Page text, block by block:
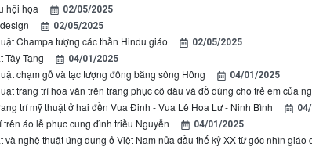
hội họa 02/05/2025
02/05/2025
Champa tượng các thần Hindu giáo 02/05/2025
Tây Tạng 04/01/2025
chạm gỗ và tạc tượng đồng bằng sông Hồng 04/01/2025
trang trí hoa văn trên trang phục cô dâu và đồ dùng cho trẻ em của
trí mỹ thuật ở hai đền Vua Đinh - Vua Lê Hoa Lư - Ninh Bình
trên áo lễ phục cung đình triều Nguyễn 04/01/2025
và nghệ thuật ứng dụng ở Việt Nam nửa đầu thế kỷ XX từ góc nhìn giáo